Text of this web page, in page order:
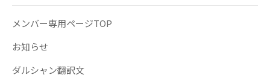
メンバー専用ページTOP
お知らせ
ダルシャン翻訳文